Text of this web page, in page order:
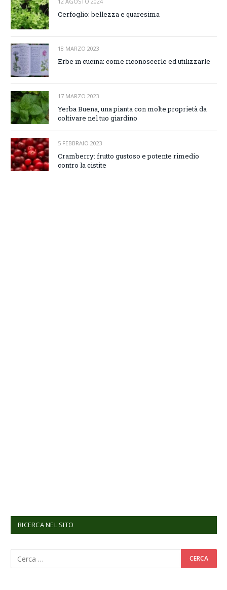
Cerfoglio: bellezza e quaresima
18 MARZO 2023
Erbe in cucina: come riconoscerle ed utilizzarle
17 MARZO 2023
Yerba Buena, una pianta con molte proprietà da
coltivare nel tuo giardino
5 FEBBRAIO 2023
Cramberry: frutto gustoso e potente rimedio
contro la cistite
RICERCA NEL SITO